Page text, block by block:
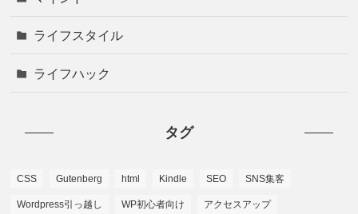
ライフスタイル
ライフハック
タグ
CSS Gutenberg html Kindle SEO SNS集客
Wordpress引っ越し WP初心者向け アクセスアップ